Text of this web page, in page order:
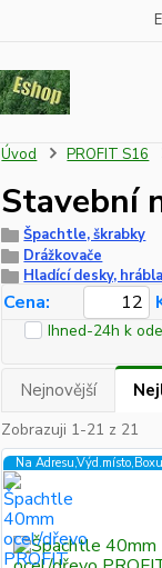
Úvod PROFIT S16
Stavební
Špachtle, škrabky
Drážkovače
Hladící desky,
Cena:
Ihned-24h k
Nejnovější
Zobrazuji 1-21 z 21
Na Adresu,Výd.místo,Boxu